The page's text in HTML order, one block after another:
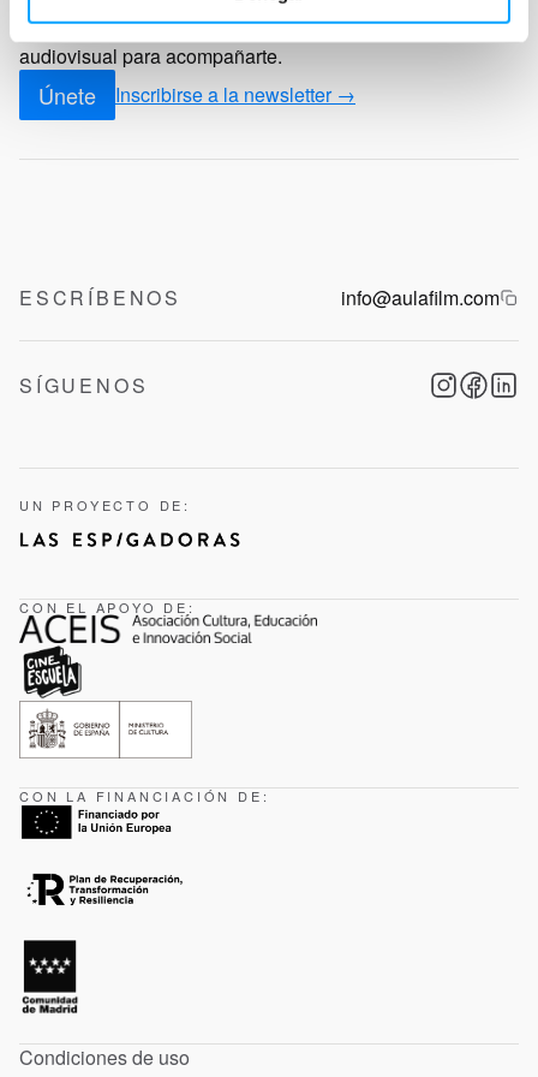
materiales didácticos y equipo experto en alfabetización
audiovisual para acompañarte.
Únete Inscribirse a la newsletter →
ESCRÍBENOS info@aulafilm.com
SÍGUENOS
UN PROYECTO DE:
CON EL APOYO DE:
CON LA FINANCIACIÓN DE:
Condiciones de uso